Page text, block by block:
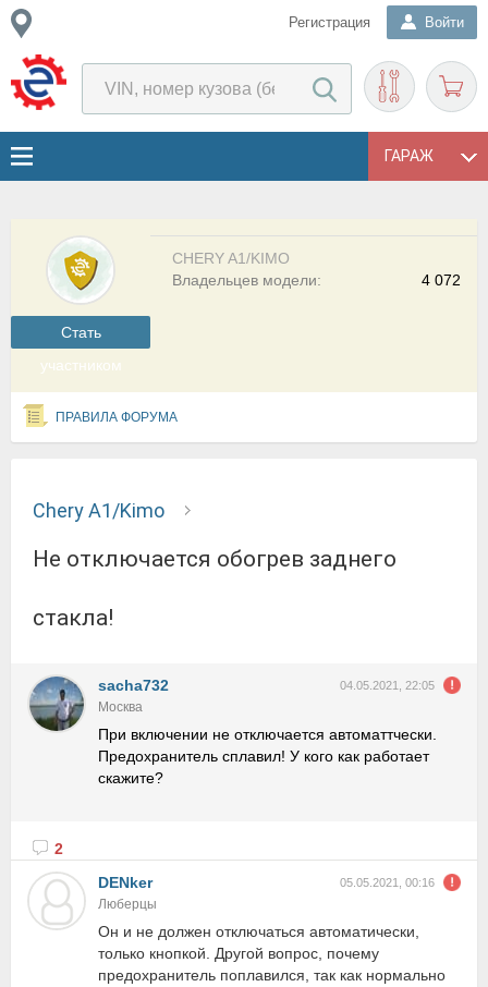
Регистрация Войти
ГАРАЖ
Cтать
участником
CHERY A1/KIMO
4 072
Владельцев модели:
ПРАВИЛА ФОРУМА
Chery A1/Kimo
Не отключается обогрев заднего
стакла!
sacha732 04.05.2021, 22:05
Москва
При включении не отключается автоматтчески.
Предохранитель сплавил! У кого как работает
скажите?
2
DENker
05.05.2021, 00:16
Люберцы
Он и не должен отключаться автоматически,
только кнопкой. Другой вопрос, почему
предохранитель поплавился, так как нормально